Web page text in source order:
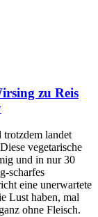
zu Reis
landet
vegetarische
und in nur 30
scharfes
eine unerwartete
Lust haben, mal
ohne Fleisch.